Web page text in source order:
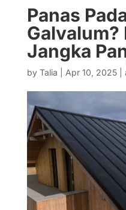
Panas
Galvalum?
Jangka
by Talia Apr 10, 2025|